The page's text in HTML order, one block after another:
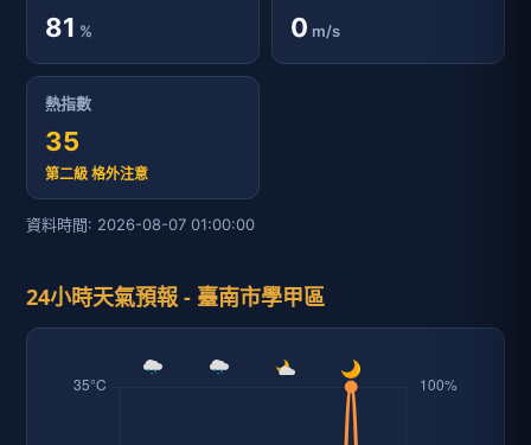
81 % 0 m/s
熱指數
35
第二級 格外注意
資料時間: 2026-08-07 01:00:00
24小時天氣預報 - 臺南市學甲區